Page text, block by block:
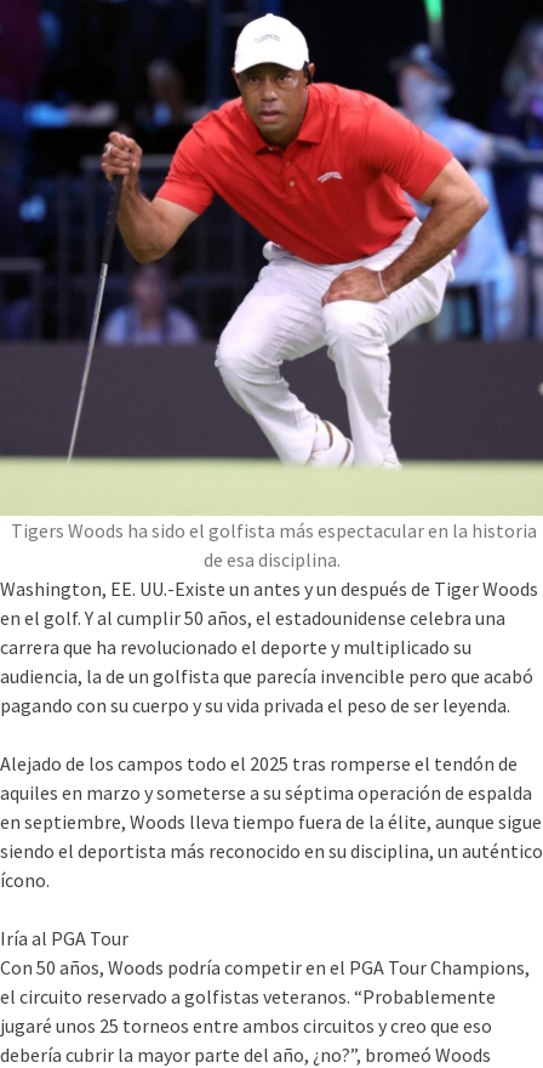
Tigers Woods ha sido el golfista más espectacular en la historia
de esa disciplina.
Washington, EE. UU.-Existe un antes y un después de Tiger Woods
en el golf. Y al cumplir 50 años, el estadounidense celebra una
carrera que ha revolucionado el deporte y multiplicado su
audiencia, la de un golfista que parecía invencible pero que acabó
pagando con su cuerpo y su vida privada el peso de ser leyenda.
Alejado de los campos todo el 2025 tras romperse el tendón de
aquiles en marzo y someterse a su séptima operación de espalda
en septiembre, Woods lleva tiempo fuera de la élite, aunque sigue
siendo el deportista más reconocido en su disciplina, un auténtico
ícono.
Iría al PGA Tour
Con 50 años, Woods podría competir en el PGA Tour Champions,
el circuito reservado a golfistas veteranos. “Probablemente
jugaré unos 25 torneos entre ambos circuitos y creo que eso
debería cubrir la mayor parte del año, ¿no?”, bromeó Woods